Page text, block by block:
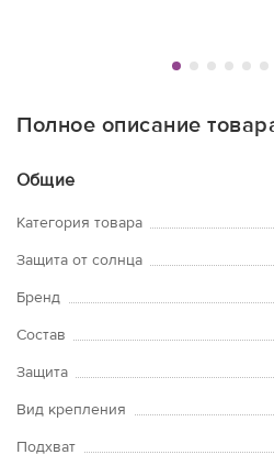
Полное описание
Общие
Категория товара
Защита от солнца
Бренд
Состав
Защита
Вид крепления
Подхват